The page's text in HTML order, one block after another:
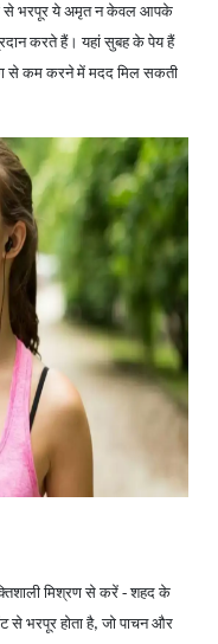
से भरपूर ये अमृत न केवल आपके
करते हैं। यहां सुबह के पेय हैं
से कम करने में मदद मिल सकती
मिश्रण से करें - शहद के
से भरपूर होता है,जो पाचन और